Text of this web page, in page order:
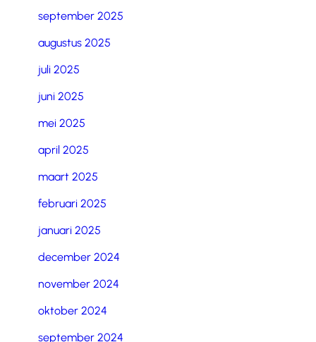
september 2025
augustus 2025
juli 2025
juni 2025
mei 2025
april 2025
maart 2025
februari 2025
januari 2025
december 2024
november 2024
oktober 2024
september 2024